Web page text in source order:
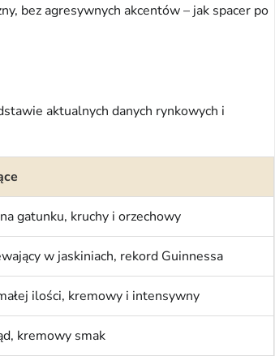
bez agresywnych akcentów – jak spacer po
aktualnych danych rynkowych i
gatunku, kruchy i orzechowy
w jaskiniach, rekord Guinnessa
ilości, kremowy i intensywny
kremowy smak